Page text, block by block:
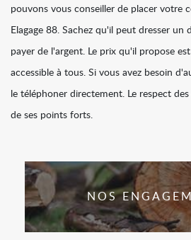
pouvons vous conseiller de placer votre
Elagage 88. Sachez qu'il peut dresser un
payer de l'argent. Le prix qu'il propose
accessible à tous. Si vous avez besoin
le téléphoner directement. Le respect
de ses points forts.
NOS